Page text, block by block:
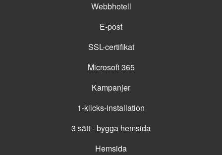
Webbhotell
E-post
SSL-certifikat
Microsoft 365
Kampanjer
1-klicks-installation
3 sätt - bygga hemsida
Hemsida